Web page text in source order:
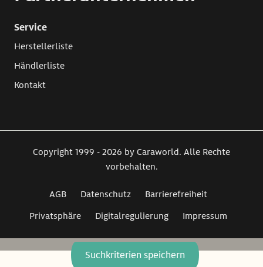
Suchkriterien speichern
Service
Herstellerliste
Händlerliste
Kontakt
Copyright 1999 - 2026 by Caraworld. Alle Rechte
vorbehalten.
AGB Datenschutz
Barrierefreiheit
Privatsphäre
Digitalregulierung Impressum